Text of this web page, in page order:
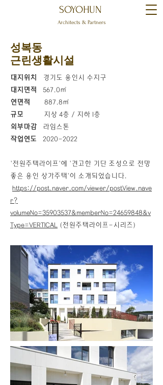
SOYOHUN
Architects & Partners
성복동
근린생활시설
대지위치
경기도 용인시 수지구
대지면적 567.0㎡
연면적 887.8㎡
규모 지상 4층 / 지하 1층
외부마감
라임스톤
작업연도
2020-2022
'전원주택라이프'에 '견고한 기단 조성으로 전망
좋은 용인 상가주택'이 소개되었습니다.
https://post.naver.com/viewer/postView.nave
r?
volumeNo=35903537&memberNo=24659848&v
Type=VERTICAL
(전원주택라이프-시리즈)